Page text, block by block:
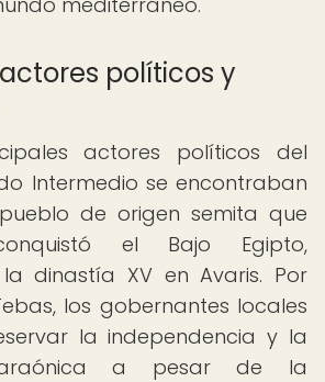
políticos y
actores políticos del
Intermedio se encontraban
de origen semita que
el Bajo Egipto,
dinastía XV en Avaris. Por
los gobernantes locales
la independencia y la
a pesar de la